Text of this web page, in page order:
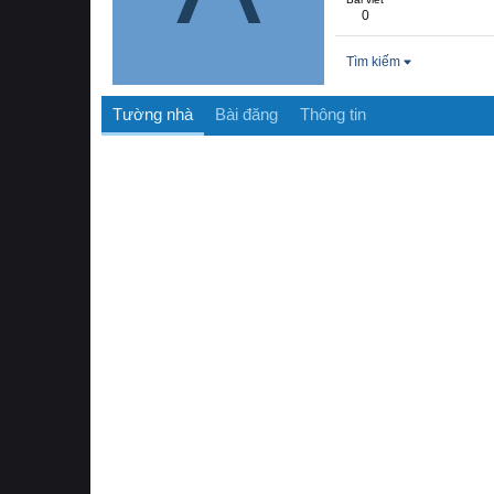
0
Tìm kiếm
Tường nhà Bài đăng Thông tin